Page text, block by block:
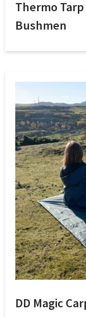
Thermo Tarp
Bushmen
DD Magic